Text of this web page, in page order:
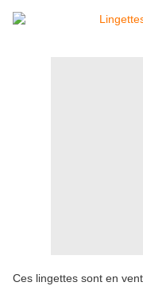
Ces lingettes sont en